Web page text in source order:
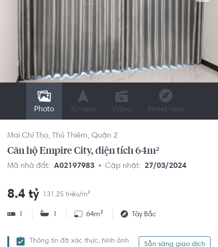
Photo 3D view Video Street view
Mai Chí Thọ Thủ Thiêm Quận 2
Căn hộ Empire City, diện tích 64m²
Mã nhà đất: A02197983 Cập nhật: 27/03/2024
8.4 tỷ 131.25 triệu/m²
1 1 64m² Tây Bắc
Thông tin đã xác thực, hình ảnh
Sẵn sàng giao dịch